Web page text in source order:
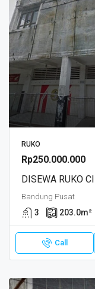
RUKO
Rp250.000.000
DISEWA RUKO
Bandung Pusat
3 203.0m²
Call